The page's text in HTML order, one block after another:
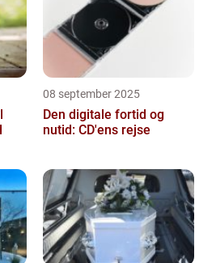
08 september 2025
Den digitale fortid og
nutid: CD'ens rejse